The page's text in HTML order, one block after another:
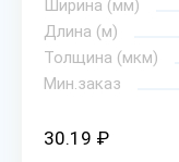
Ширина (мм)
Длина (м)
Толщина (мкм)
Мин.заказ
30.19 ₽